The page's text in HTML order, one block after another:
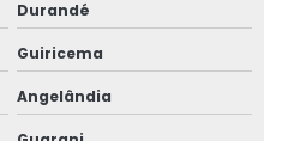
Durandé
Guiricema
Angelândia